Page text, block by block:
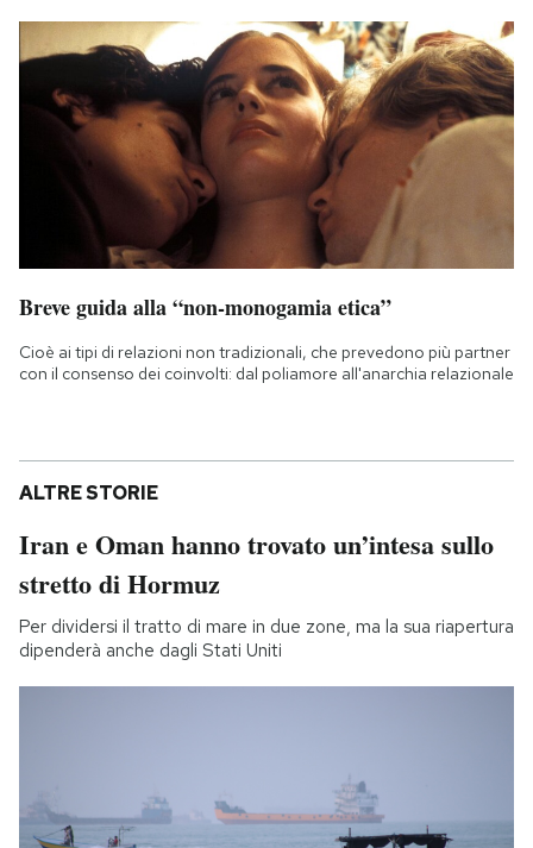
Breve guida alla “non-monogamia etica”
Cioè ai tipi di relazioni non tradizionali, che prevedono più partner
con il consenso dei coinvolti: dal poliamore all'anarchia relazionale
ALTRE STORIE
Iran e Oman hanno trovato un’intesa sullo
stretto di Hormuz
Per dividersi il tratto di mare in due zone, ma la sua riapertura
dipenderà anche dagli Stati Uniti